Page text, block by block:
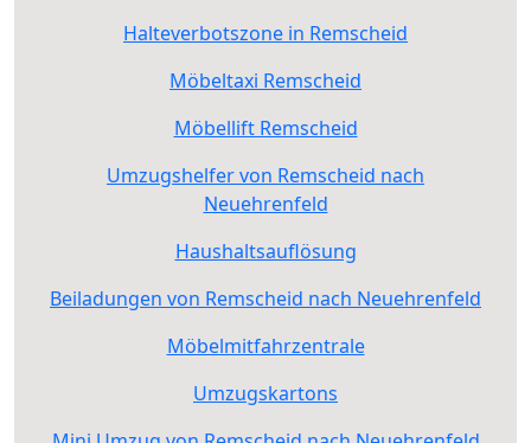
Halteverbotszone in Remscheid
Möbeltaxi Remscheid
Möbellift Remscheid
Umzugshelfer von Remscheid nach
Neuehrenfeld
Haushaltsauflösung
Beiladungen von Remscheid nach Neuehrenfeld
Möbelmitfahrzentrale
Umzugskartons